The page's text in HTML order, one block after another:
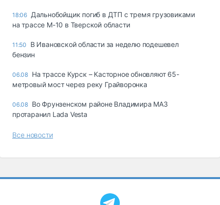
18:06 Дальнобойщик погиб в ДТП с тремя грузовиками
на трассе М-10 в Тверской области
11:50
В Ивановской области за неделю подешевел
бензин
06.08 На трассе Курск – Касторное обновляют 65-
метровый мост через реку Грайворонка
06.08 Во Фрунзенском районе Владимира МАЗ
протаранил Lada Vesta
Все новости